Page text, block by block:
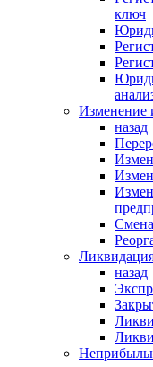
ключ
Изменение
назад
назад